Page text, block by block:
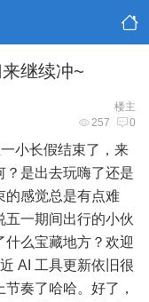
继续冲~
楼主
257 0
小长假结束了，来
？是出去玩嗨了还是
的感觉总是有点难
五一期间出行的小伙
么宝藏地方？欢迎
AI 工具更新依旧很
奏了哈哈。好了，